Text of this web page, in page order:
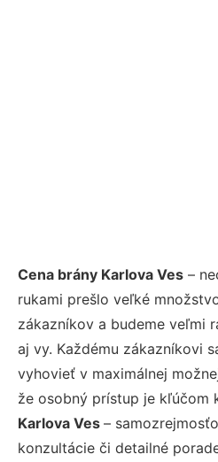
Cena brány Karlova Ves –
rukami prešlo veľké
zákazníkov a budeme veľmi
aj vy. Každému zákazníkovi
vyhovieť v maximálnej
že osobný prístup je kľúčom
Karlova Ves –
konzultácie či detailné